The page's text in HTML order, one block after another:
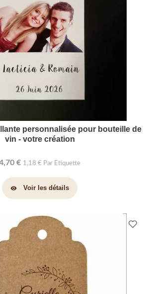
personnalisée pour bouteille de
vin - votre création
€ 1,18 € Par Etiquette
visibility Voir les détails